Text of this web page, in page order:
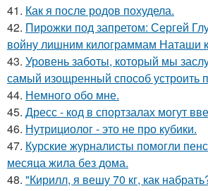
41. Как я после родов похудела.
42. Пирожки под запретом: Сергей
войну лишним килограммам Наташи
43. Уровень заботы, который мы
самый изощренный способ устроить
44. Немного обо мне.
45. Дресс - код в спортзалах могут
46. Нутрициолог - это не про кубики.
47. Курские журналисты помогли
месяца жила без дома.
48. "Кирилл, я вешу 70 кг, как